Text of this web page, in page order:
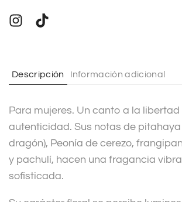
r
i
e
:
Descripción Información adicional
Para mujeres. Un canto a la libertad
autenticidad. Sus notas de pitahaya
dragón), Peonía de cerezo,
y pachulí, hacen una fragancia
sofisticada.